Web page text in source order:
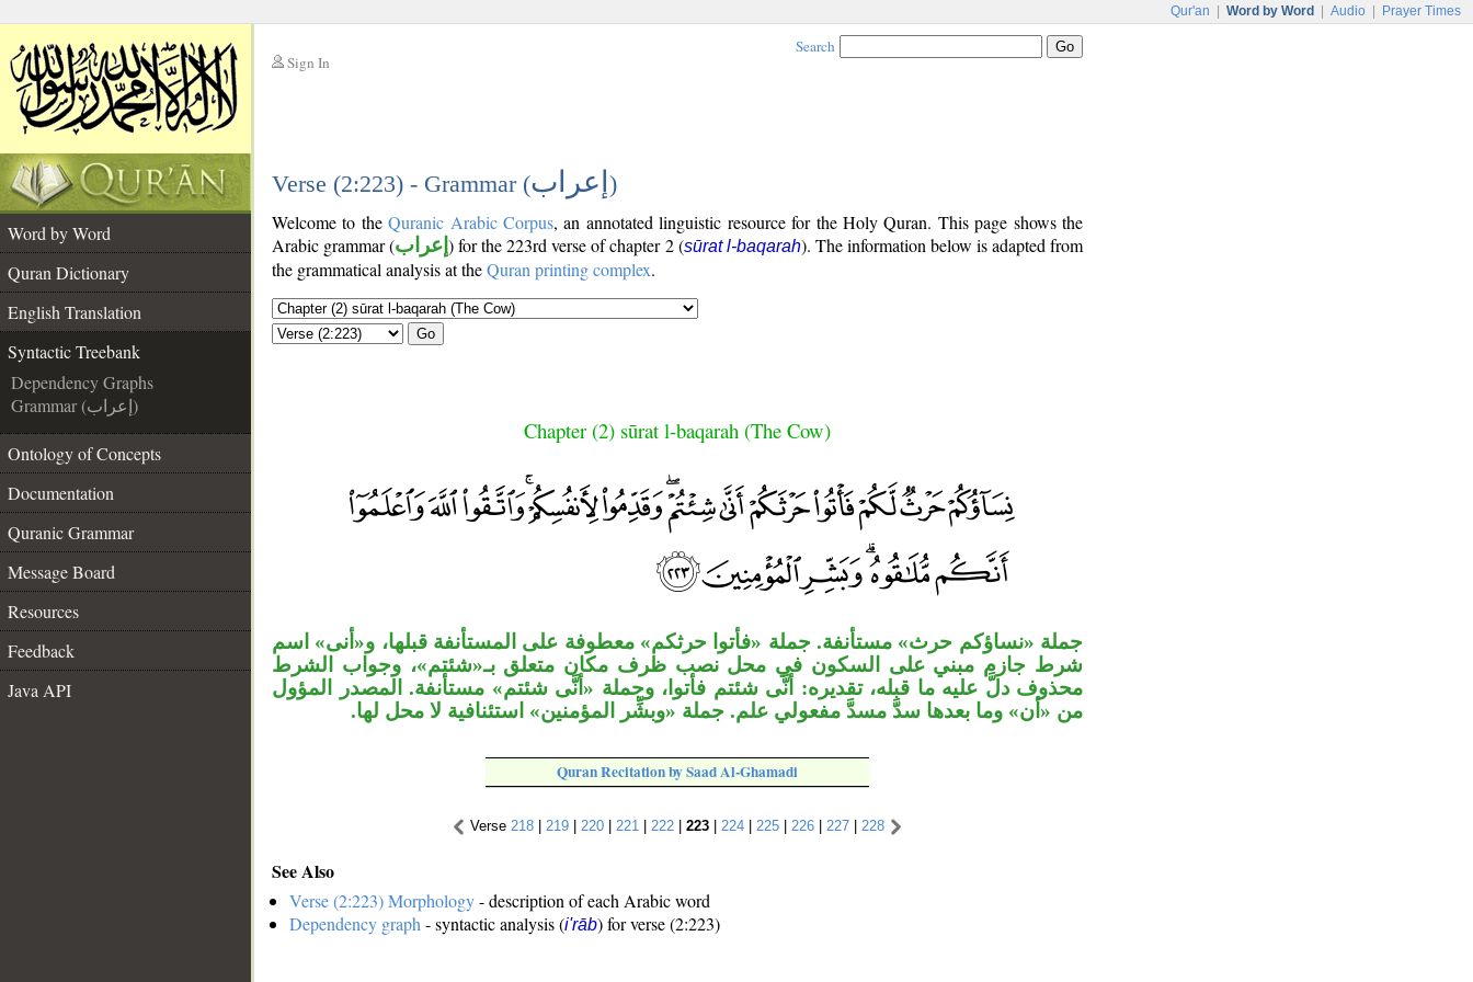
Qur'an Word by Word Audio Prayer Times
Sign In
Search
Verse (2:223) - Grammar (إعراب )
Word by Word
Quran Dictionary
English Translation
Syntactic Treebank
Dependency Graphs
Grammar (إعراب)
Ontology of Concepts
Documentation
Quranic Grammar
Message Board
Resources
Feedback
Java API
Welcome to theQuranic Arabic Corpus, an annotated linguistic resource for the Holy Quran. This page shows the
Arabic grammar (إعراب) for the 223rd verse of chapter 2 (sūrat l-baqarah). The information below is adapted from
the grammatical analysis at theQuran printing complex.
Go
Chapter (2) sūrat l-baqarah (The Cow)
جملة «نساؤكم حرث» مستأنفة. جملة «فأتوا حرثكم» معطوفة على المستأنفة قبلها، و«أنى» اسم
شرط جازم مبني على السكون في محل نصب ظرف مكان متعلق بـ«شئتم»، وجواب الشرط
محذوف دلَّ عليه ما قبله، تقديره: أنَّى شئتم فأتوا، وجملة «أنَّى شئتم» مستأنفة. المصدر المؤول
من «أن» وما بعدها سدَّ مسدَّ مفعولي علم. جملة «وبشِّر المؤمنين» استئنافية لا محل لها.
Quran Recitation by Saad Al-Ghamadi
Verse 218 219 220 221 222 223 224 225 226 227 228
See Also
Verse (2:223) Morphology- description of each Arabic word
Dependency graph- syntactic analysis (i'rāb) for verse (2:223)